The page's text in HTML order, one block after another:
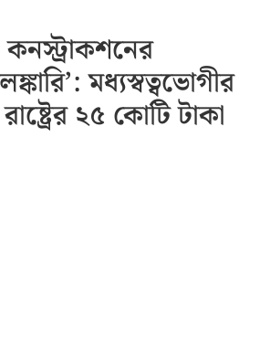
মধ্যস্বত্বভোগীর
২৫ কোটি টাকা